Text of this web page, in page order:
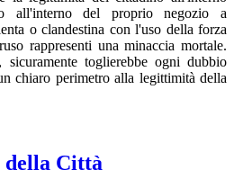
all'interno del proprio negozio a
o clandestina con l'uso della forza
rappresenti una minaccia mortale.
sicuramente toglierebbe ogni dubbio
chiaro perimetro alla legittimità della
della Città